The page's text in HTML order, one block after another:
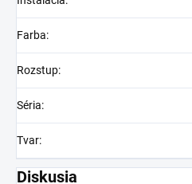
Farba:
Rozstup:
Séria:
Tvar:
Diskusia